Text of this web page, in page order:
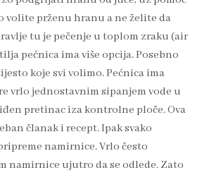
volite prženu hranu a ne želite da
tu je pečenje u toplom zraku (air
pećnica ima više opcija. Posebno
koje svi volimo. Pećnica ima
vrlo jednostavnim sipanjem vode u
pretinac iza kontrolne ploče. Ova
članak i recept. Ipak svako
namirnice. Vrlo često
namirnice ujutro da se odlede. Zato